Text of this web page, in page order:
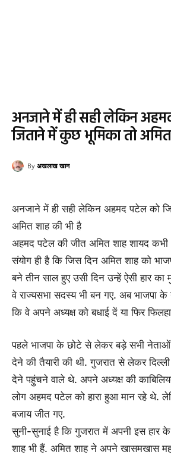
अनजाने में ही सही लेकिन
जिताने में कुछ भूमिका तो
By अखलाख खान
अनजाने में ही सही लेकिन अहमद पटेल को
अमित शाह की भी है
अहमद पटेल की जीत अमित शाह शायद कभी
संयोग ही है कि जिस दिन अमित शाह को
बने तीन साल हुए उसी दिन उन्हें ऐसी हार का
वे राज्यसभा सदस्य भी बन गए. अब भाजपा के
कि वे अपने अध्यक्ष को बधाई दें या फिर
पहले भाजपा के छोटे से लेकर बड़े सभी नेताओं
देने की तैयारी की थी. गुजरात से लेकर
देने पहुंचने वाले थे. अपने अध्यक्ष की
लोग अहमद पटेल को हारा हुआ मान रहे थे.
बजाय जीत गए.
सुनी-सुनाई है कि गुजरात में अपनी इस हार के
शाह भी हैं. अमित शाह ने अपने खासमखास